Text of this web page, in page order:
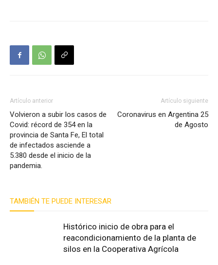
Artículo anterior
Volvieron a subir los casos de
Covid: récord de 354 en la
provincia de Santa Fe, El total
de infectados asciende a
5.380 desde el inicio de la
pandemia.
Artículo siguiente
Coronavirus en Argentina 25
de Agosto
TAMBIÉN TE PUEDE INTERESAR
Histórico inicio de obra para el
reacondicionamiento de la planta de
silos en la Cooperativa Agrícola